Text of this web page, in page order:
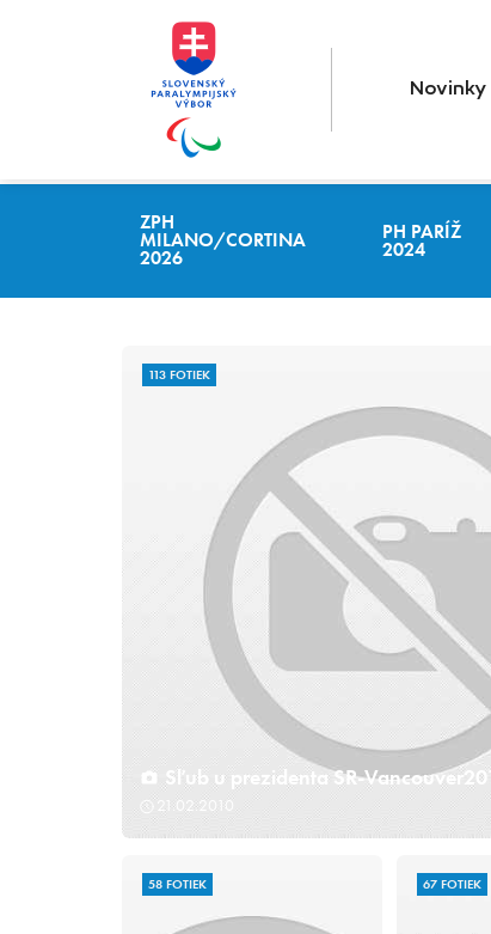
Novinky
ZPH
MILANO/CORTINA
2026
PH PARÍŽ
2024
113 FOTIEK
Sľub u prezidenta SR-
21.02.2010
58 FOTIEK 67 FOTIEK